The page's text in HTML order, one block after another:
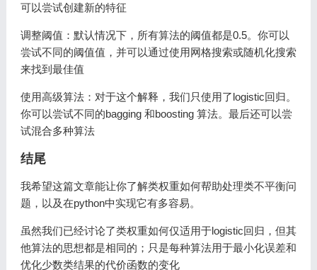
可以尝试创建新的特征
调整阈值：默认情况下，所有算法的阈值都是0.5。你可以
尝试不同的阈值值，并可以通过使用网格搜索或随机化搜索
来找到最佳值
使用高级算法：对于这个解释，我们只使用了logistic回归。
你可以尝试不同的bagging 和boosting 算法。最后还可以尝
试混合多种算法
结尾
我希望这篇文章能让你了解类权重如何帮助处理类不平衡问
题，以及在python中实现它有多容易。
虽然我们已经讨论了类权重如何仅适用于logistic回归，但其
他算法的思想都是相同的；只是每种算法用于最小化误差和
优化少数类结果的代价函数的变化